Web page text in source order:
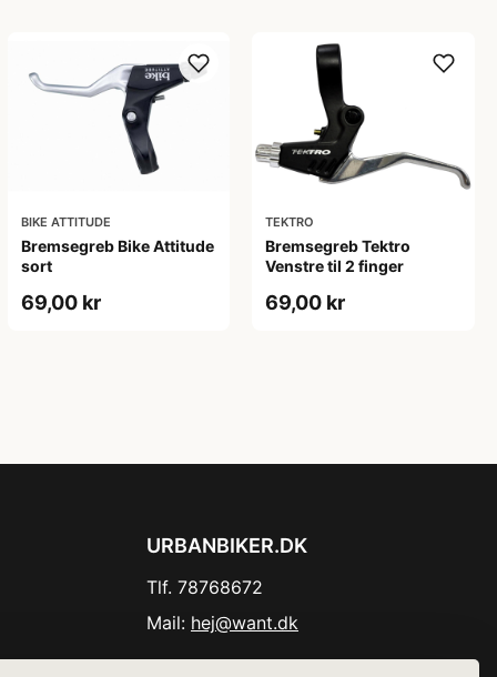
BIKE ATTITUDE
Bremsegreb Bike Attitude
sort
69,00 kr
TEKTRO
Bremsegreb Tektro
Venstre til 2 finger
69,00 kr
URBANBIKER.DK
Tlf. 78768672
Mail: hej@want.dk